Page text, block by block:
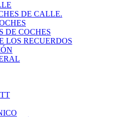
DE CALLE.
DE COCHES
LOS RECUERDOS